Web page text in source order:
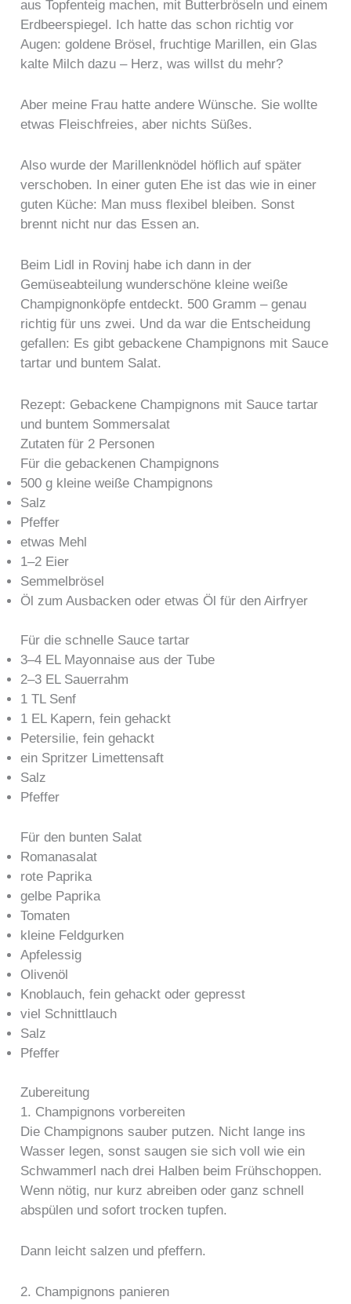
aus Topfenteig machen, mit Butterbröseln und einem
Erdbeerspiegel. Ich hatte das schon richtig vor
Augen: goldene Brösel, fruchtige Marillen, ein Glas
kalte Milch dazu – Herz, was willst du mehr?
Aber meine Frau hatte andere Wünsche. Sie wollte
etwas Fleischfreies, aber nichts Süßes.
Also wurde der Marillenknödel höflich auf später
verschoben. In einer guten Ehe ist das wie in einer
guten Küche: Man muss flexibel bleiben. Sonst
brennt nicht nur das Essen an.
Beim Lidl in Rovinj habe ich dann in der
Gemüseabteilung wunderschöne kleine weiße
Champignonköpfe entdeckt. 500 Gramm – genau
richtig für uns zwei. Und da war die Entscheidung
gefallen: Es gibt gebackene Champignons mit Sauce
tartar und buntem Salat.
Rezept: Gebackene Champignons mit Sauce tartar
und buntem Sommersalat
Zutaten für 2 Personen
Für die gebackenen Champignons
500 g kleine weiße Champignons
Salz
Pfeffer
etwas Mehl
1–2 Eier
Semmelbrösel
Öl zum Ausbacken oder etwas Öl für den Airfryer
Für die schnelle Sauce tartar
3–4 EL Mayonnaise aus der Tube
2–3 EL Sauerrahm
1 TL Senf
1 EL Kapern, fein gehackt
Petersilie, fein gehackt
ein Spritzer Limettensaft
Salz
Pfeffer
Für den bunten Salat
Romanasalat
rote Paprika
gelbe Paprika
Tomaten
kleine Feldgurken
Apfelessig
Olivenöl
Knoblauch, fein gehackt oder gepresst
viel Schnittlauch
Salz
Pfeffer
Zubereitung
1. Champignons vorbereiten
Die Champignons sauber putzen. Nicht lange ins
Wasser legen, sonst saugen sie sich voll wie ein
Schwammerl nach drei Halben beim Frühschoppen.
Wenn nötig, nur kurz abreiben oder ganz schnell
abspülen und sofort trocken tupfen.
Dann leicht salzen und pfeffern.
2. Champignons panieren